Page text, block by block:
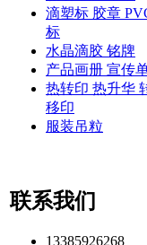
滴塑标 胶章
标
水晶滴胶 铭牌
产品画册 宣传
热转印 热升华
移印
服装吊粒
联系我们
13385926268